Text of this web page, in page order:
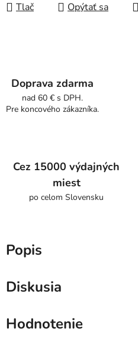
Tlač Opýtať sa
Doprava zdarma
nad 60 € s DPH.
Pre koncového zákazníka.
Cez 15000 výdajných
miest
po celom Slovensku
Popis
Diskusia
Hodnotenie